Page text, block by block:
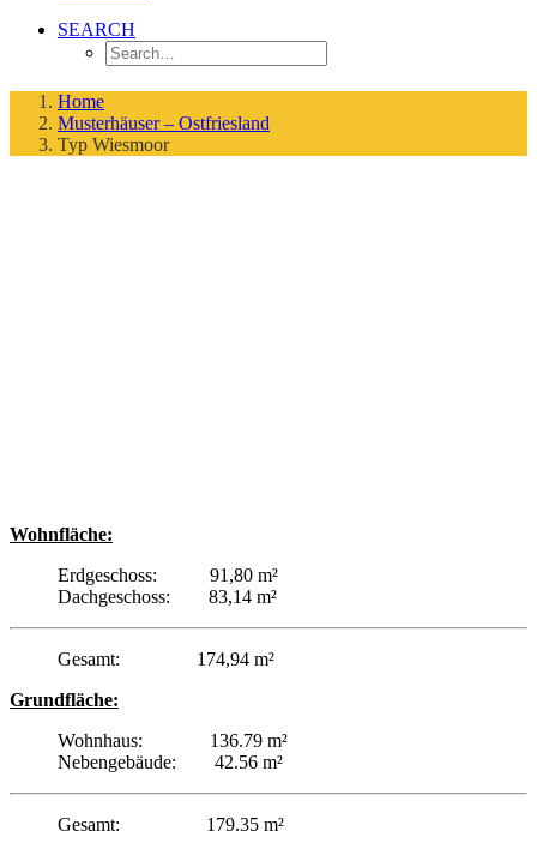
SEARCH
Home
Musterhäuser – Ostfriesland
Typ Wiesmoor
Wohnfläche:
Erdgeschoss: 91,80 m²
Dachgeschoss: 83,14 m²
Gesamt: 174,94 m²
Grundfläche:
Wohnhaus: 136.79 m²
Nebengebäude: 42.56 m²
Gesamt: 179.35 m²